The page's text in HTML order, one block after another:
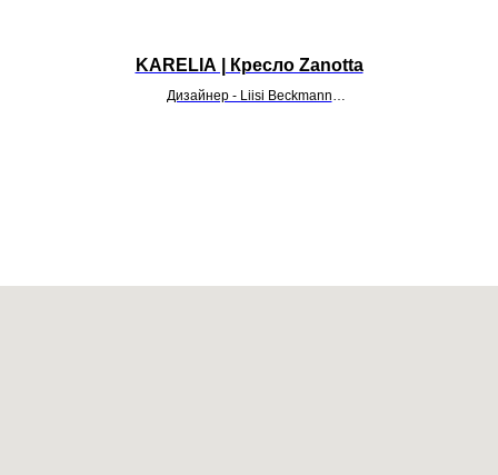
KARELIA | Кресло Zanotta
Дизайнер - Liisi Beckmann